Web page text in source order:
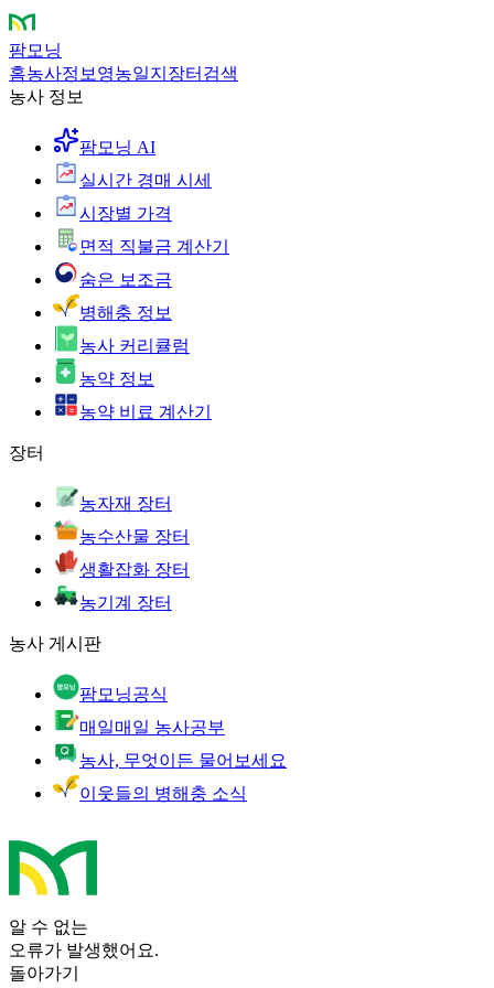
팜모닝
홈농사정보 영농일지 장터 검색
농사 정보
팜모닝 AI
실시간 경매 시세
시장별 가격
면적 직불금 계산기
숨은 보조금
병해충 정보
농사 커리큘럼
농약 정보
농약 비료 계산기
장터
농자재 장터
농수산물 장터
생활잡화 장터
농기계 장터
농사 게시판
팜모닝공식
매일매일 농사공부
농사, 무엇이든 물어보세요
이웃들의 병해충 소식
알 수 없는
오류가 발생했어요.
돌아가기